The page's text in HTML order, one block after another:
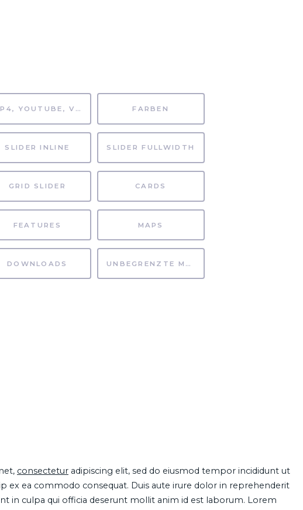
MP4, YOUTUBE, VIMEO FARBEN
SLIDER INLINE SLIDER FULLWIDTH
GRID SLIDER CARDS
FEATURES MAPS
DOWNLOADS UNBEGRENZTE MÖGLICHKEITEN
consectetur adipiscing elit, sed do eiusmod tempor incididunt ut
ex ea commodo consequat. Duis aute irure dolor in reprehenderit
in culpa qui officia deserunt mollit anim id est laborum. Lorem